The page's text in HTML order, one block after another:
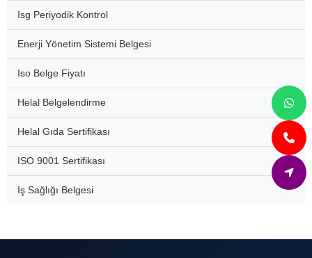
Isg Periyodik Kontrol
Enerji Yönetim Sistemi Belgesi
Iso Belge Fiyatı
Helal Belgelendirme
Helal Gıda Sertifikası
ISO 9001 Sertifikası
Iş Sağlığı Belgesi